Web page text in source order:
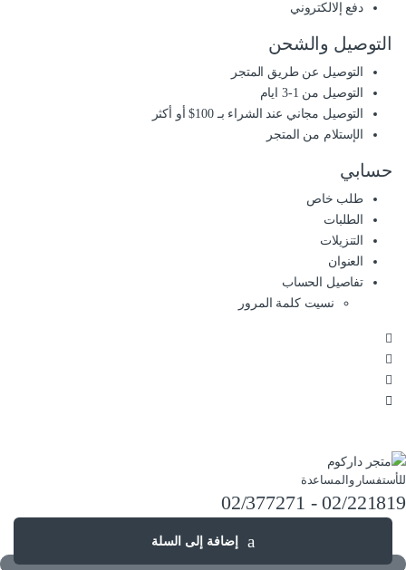
إضافة إلى السلة
دفع إلالكتروني
التوصيل والشحن
التوصيل عن طريق المتجر
التوصيل من 1-3 ايام
التوصيل مجاني عند الشراء بـ 100$ أو أكثر
الإستلام من المتجر
حسابي
طلب خاص
الطلبات
التنزيلات
العنوان
تفاصيل الحساب
نسيت كلمة المرور
للأستفسار والمساعدة
02/221819 - 02/377271